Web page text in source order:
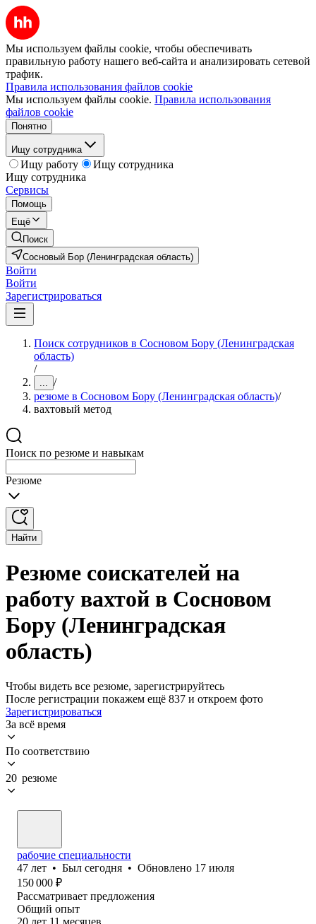
Мы используем файлы cookie, чтобы обеспечивать
правильную работу нашего веб-сайта и анализировать сетевой
трафик.
Правила использования файлов cookie
Мы используем файлы cookie. Правила использования
файлов cookie
Понятно
Ищу сотрудника
Ищу работу
Ищу сотрудника
Ищу сотрудника
Сервисы
Помощь
Ещё
Поиск
Сосновый Бор (Ленинградская область)
Войти
Войти
Зарегистрироваться
Поиск сотрудников в Сосновом Бору (Ленинградская
область)
/
... /
резюме в Сосновом Бору (Ленинградская область)/
вахтовый метод
Поиск по резюме и навыкам
Резюме
Найти
Резюме соискателей на
работу вахтой в Сосновом
Бору (Ленинградская
область)
Чтобы видеть все резюме, зарегистрируйтесь
После регистрации покажем ещё 837 и откроем фото
Зарегистрироваться
За всё время
По соответствию
20 резюме
рабочие специальности
47 лет • Был сегодня • Обновлено 17 июля
150 000 ₽
Рассматривает предложения
Общий опыт
20 лет 11 месяцев